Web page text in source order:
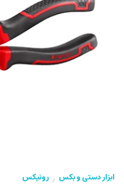
ابزار دستی و بکس / رونیکس